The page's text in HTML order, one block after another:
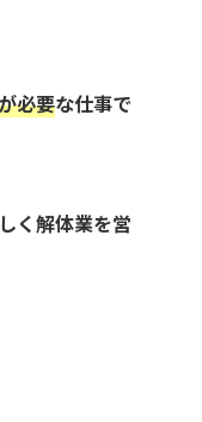
必要な仕事で
く解体業を営